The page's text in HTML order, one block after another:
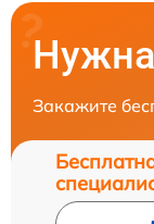
Закажите